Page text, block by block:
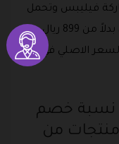
كيلو جرام ماركة فيليبس وتحمل
اللون الاسود فقط 699 ريال سعودي بدلاً من 899 ريال
خصم 22% من السعر الاصلي في
نسبة خصم
من